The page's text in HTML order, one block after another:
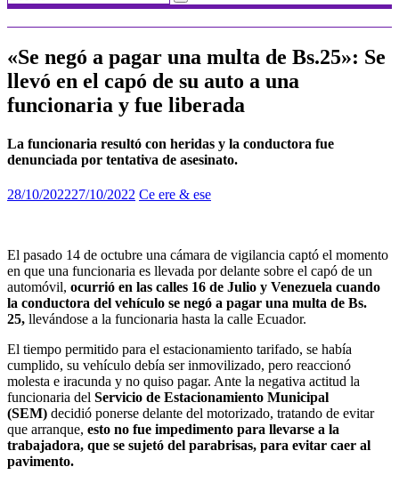
«Se negó a pagar una multa de Bs.25»: Se
llevó en el capó de su auto a una
funcionaria y fue liberada
La funcionaria resultó con heridas y la conductora fue
denunciada por tentativa de asesinato.
28/10/202227/10/2022 Ce ere & ese
El pasado 14 de octubre una cámara de vigilancia captó el momento
en que una funcionaria es llevada por delante sobre el capó de un
automóvil, ocurrió en las calles 16 de Julio y Venezuela cuando
la conductora del vehículo se negó a pagar una multa de Bs.
25, llevándose a la funcionaria hasta la calle Ecuador.
El tiempo permitido para el estacionamiento tarifado, se había
cumplido, su vehículo debía ser inmovilizado, pero reaccionó
molesta e iracunda y no quiso pagar. Ante la negativa actitud la
funcionaria del Servicio de Estacionamiento Municipal
(SEM) decidió ponerse delante del motorizado, tratando de evitar
que arranque, esto no fue impedimento para llevarse a la
trabajadora, que se sujetó del parabrisas, para evitar caer al
pavimento.